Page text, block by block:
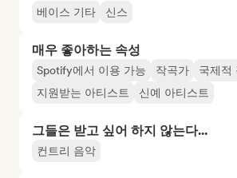
베이스 기타 신스
매우 좋아하는 속성
Spotify에서 이용 가능 작곡가
국제적
지원받는 아티스트
신예 아티스트
그들은 받고 싶어 하지 않는다...
컨트리 음악